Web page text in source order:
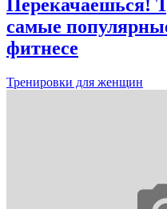
Перекачаешься!
самые
фитнесе
Тренировки для женщин